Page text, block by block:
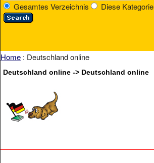
Gesamtes Verzeichnis Diese Kategorie
Home : Deutschland online
Deutschland online -> Deutschland online